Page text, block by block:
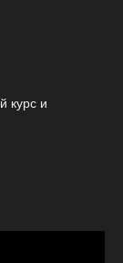
курс и